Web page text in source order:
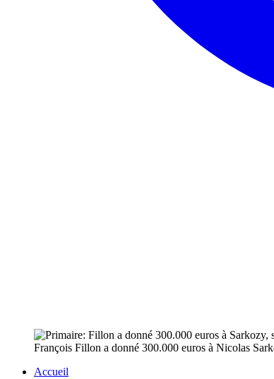
François Fillon a donné 300.000 euros à Nicolas
Accueil